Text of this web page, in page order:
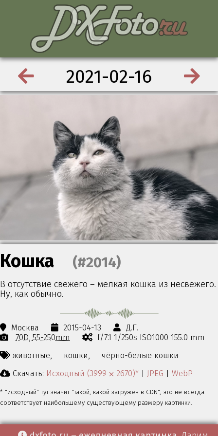
2021-02-16
Кошка (#2014)
В отсутствие свежего – мелкая кошка из несвежего.
Ну, как обычно.
Москва 2015-04-13
Д.Г.
70D 55-250mm
f/7.1 1/250s ISO1000 155.0 mm
животные,
кошки,
чёрно-белые кошки
Скачать: Исходный (3999 ⨉ 2670)* | JPEG | WebP
* "исходный" тут значит "такой, какой загружен в CDN", это не всегда
соответствует наибольшему существующему размеру картинки.